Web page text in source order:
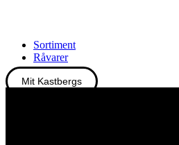
Sortiment
Råvarer
Mit Kastbergs